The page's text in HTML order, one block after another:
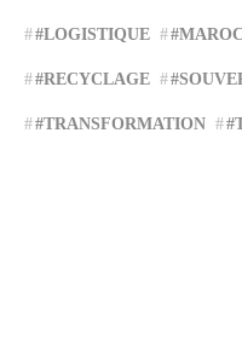
#LOGISTIQUE #MAROC
#RECYCLAGE
#TRANSFORMATION